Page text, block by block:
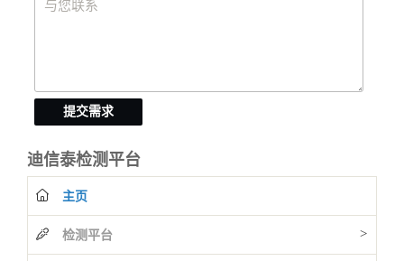
迪信泰检测平台
主页
检测平台 >
提交需求